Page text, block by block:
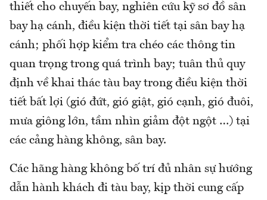
thiết cho chuyến bay, nghiên cứu kỹ sơ đồ sân
bay hạ cánh, điều kiện thời tiết tại sân bay hạ
cánh; phối hợp kiểm tra chéo các thông tin
quan trọng trong quá trình bay; tuân thủ quy
định về khai thác tàu bay trong điều kiện thời
tiết bất lợi (gió đứt, gió giật, gió cạnh, gió đuôi,
mưa giông lớn, tầm nhìn giảm đột ngột …) tại
các cảng hàng không, sân bay.
Các hãng hàng không bố trí đủ nhân sự hướng
dẫn hành khách đi tàu bay, kịp thời cung cấp